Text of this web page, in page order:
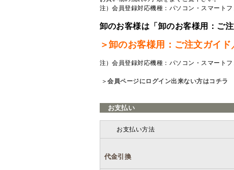
注）会員登録対応機種：パソコン・スマート
卸のお客様は「卸のお客様用：ご
＞卸のお客様用：ご注文ガイ
注）会員登録対応機種：パソコン・スマート
＞会員ページにログイン出来ない方はコチラ
お支払い
お支払い方法
代金引換